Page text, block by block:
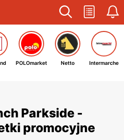
POLOmarket Netto Intermarche
Parkside -
promocyjne